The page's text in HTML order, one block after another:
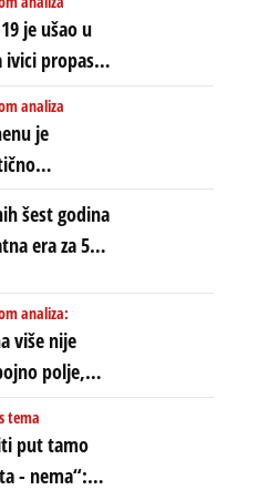
DEŠAVA
je ušao u
ivici propasti,
ali je
analiza
je
„kraj jedne
sa
forma te
se na
ali
šest godina
era za 5
Stiže lavina
analiza:
više nije
polje,
KOJI
CEO
SVET
tema
put tamo
- nema“: